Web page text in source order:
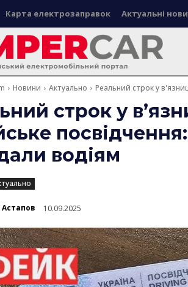
Карта електрозаправок Актуальні
Новини Актуально Реальний строк у
строк у
водіям
Астапов 10.09.2025